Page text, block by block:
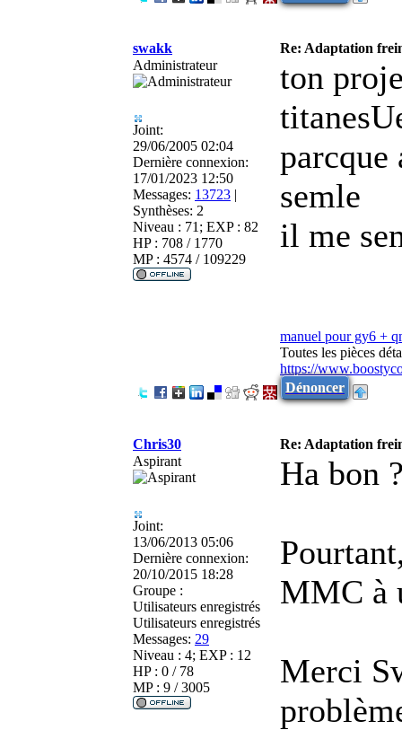
swakk
Re: Adaptation
Administrateur
Joint:
29/06/2005 02:04
Dernière connexion:
17/01/2023 12:50
Messages: 13723 |
Synthèses: 2
Niveau : 71; EXP : 82
HP : 708 / 1770
MP : 4574 / 109229
ton
parcque
semle
il me
manuel pour gy6 +
Toutes les pièces
https://
Dénoncer
Chris30
Re: Adaptation
Aspirant
Joint:
13/06/2013 05:06
Dernière connexion:
20/10/2015 18:28
Groupe :
Utilisateurs enregistrés
Utilisateurs enregistrés
Messages: 29
Niveau : 4; EXP : 12
HP : 0 / 78
MP : 9 / 3005
Ha bon
MMC à
Merci